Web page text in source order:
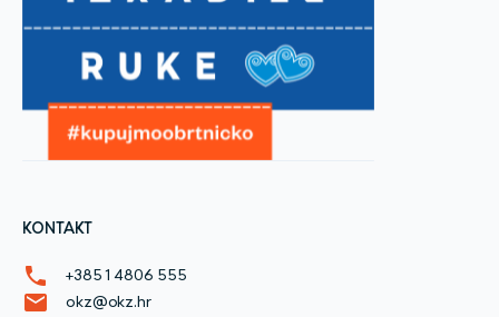
KONTAKT
phone +385 1 4806 555
mail okz@okz.hr